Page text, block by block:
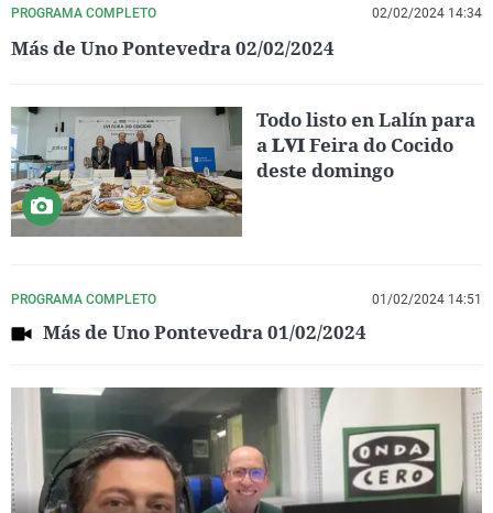
PROGRAMA COMPLETO 02/02/2024 14:34
Más de Uno Pontevedra 02/02/2024
Todo listo en Lalín para
a 𝐋𝐕𝐈 Feira do Cocido
deste domingo
PROGRAMA COMPLETO 01/02/2024 14:51
Más de Uno Pontevedra 01/02/2024